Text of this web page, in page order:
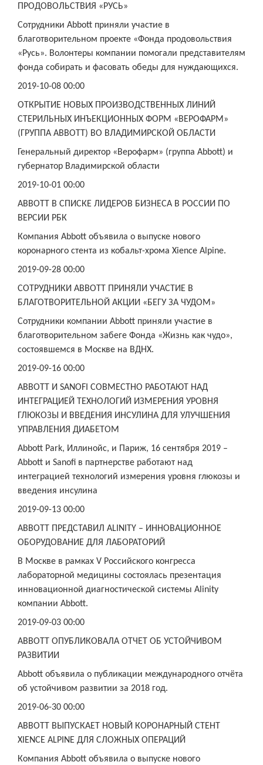
ПРОДОВОЛЬСТВИЯ «РУСЬ»
Сотрудники Abbott приняли участие в
благотворительном проекте «Фонда продовольствия
«Русь». Волонтеры компании помогали представителям
фонда собирать и фасовать обеды для нуждающихся.
2019-10-08 00:00
ОТКРЫТИЕ НОВЫХ ПРОИЗВОДСТВЕННЫХ ЛИНИЙ
СТЕРИЛЬНЫХ ИНЪЕКЦИОННЫХ ФОРМ «ВЕРОФАРМ»
(ГРУППА ABBOTT) ВО ВЛАДИМИРСКОЙ ОБЛАСТИ
Генеральный директор «Верофарм» (группа Abbott) и
губернатор Владимирской области
2019-10-01 00:00
ABBOTT В СПИСКЕ ЛИДЕРОВ БИЗНЕСА В РОССИИ ПО
ВЕРСИИ РБК
Компания Abbott объявила о выпуске нового
коронарного стента из кобальт-хрома Xience Alpine.
2019-09-28 00:00
СОТРУДНИКИ ABBOTT ПРИНЯЛИ УЧАСТИЕ В
БЛАГОТВОРИТЕЛЬНОЙ АКЦИИ «БЕГУ ЗА ЧУДОМ»
Сотрудники компании Abbott приняли участие в
благотворительном забеге Фонда «Жизнь как чудо»,
состоявшемся в Москве на ВДНХ.
2019-09-16 00:00
ABBOTT И SANOFI СОВМЕСТНО РАБОТАЮТ НАД
ИНТЕГРАЦИЕЙ ТЕХНОЛОГИЙ ИЗМЕРЕНИЯ УРОВНЯ
ГЛЮКОЗЫ И ВВЕДЕНИЯ ИНСУЛИНА ДЛЯ УЛУЧШЕНИЯ
УПРАВЛЕНИЯ ДИАБЕТОМ
Abbott Park, Иллинойс, и Париж, 16 сентября 2019 –
Abbott и Sanofi в партнерстве работают над
интеграцией технологий измерения уровня глюкозы и
введения инсулина
2019-09-13 00:00
ABBOTT ПРЕДСТАВИЛ ALINITY – ИННОВАЦИОННОЕ
ОБОРУДОВАНИЕ ДЛЯ ЛАБОРАТОРИЙ
В Москве в рамках V Российского конгресса
лабораторной медицины состоялась презентация
инновационной диагностической системы Alinity
компании Abbott.
2019-09-03 00:00
ABBOTT ОПУБЛИКОВАЛА ОТЧЕТ ОБ УСТОЙЧИВОМ
РАЗВИТИИ
Abbott объявила о публикации международного отчёта
об устойчивом развитии за 2018 год.
2019-06-30 00:00
ABBOTT ВЫПУСКАЕТ НОВЫЙ КОРОНАРНЫЙ СТЕНТ
XIENCE ALPINE ДЛЯ СЛОЖНЫХ ОПЕРАЦИЙ
Компания Abbott объявила о выпуске нового